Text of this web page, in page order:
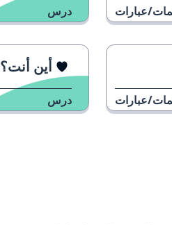
عبارات درس
عبارات
أين أنت؟
درس